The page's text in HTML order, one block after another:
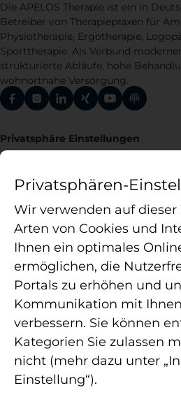
Die APELOS Therapie ist ein in
Betreiber von Therapiepraxen für
Physiotherapie, Ergotherapie,
Sporttherapie. Als Verbund
strukturierte Abläufe, hohe
wohnortnahe Versorgung.
Privatsphäre Einstellungen
Impressum
Datenschutz
Hinweisgebersystem
© 2026 APELOS Therapie GmbH,
Privatsphären-
Wir verwenden auf
Arten von Cookies und
Ihnen ein optimales
ermöglichen, die
Portals zu erhöhen und
Kommunikation mit
verbessern. Sie können
Kategorien Sie zulassen
nicht (mehr dazu unter
Einstellung“).